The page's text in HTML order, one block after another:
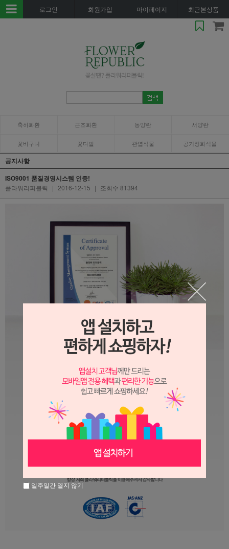
로그인 회원가입 마이페이지 최근본상품
축하화환 근조화환 동양란 서양란
꽃바구니 꽃다발 관엽식물 공기정화식물
공지사항
ISO9001 품질경영시스템 인증!
플라워리퍼블릭 | 2016-12-15 | 조회수 81394
일주일간 열지 않기